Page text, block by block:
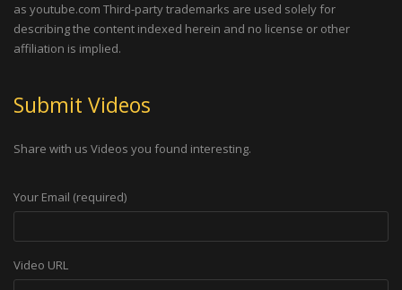
as youtube.com Third-party trademarks are used solely for
describing the content indexed herein and no license or other
affiliation is implied.
Submit Videos
Share with us Videos you found interesting.
Your Email (required)
Video URL